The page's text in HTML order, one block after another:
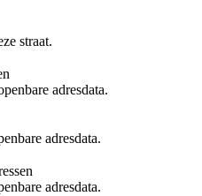
straat.
adresdata.
adresdata.
adresdata.